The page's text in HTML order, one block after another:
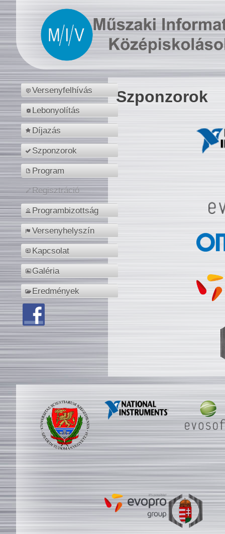
Versenyfelhívás
Lebonyolítás
Díjazás
Szponzorok
Program
Regisztráció
Programbizottság
Versenyhelyszín
Kapcsolat
Galéria
Eredmények
Szponzorok